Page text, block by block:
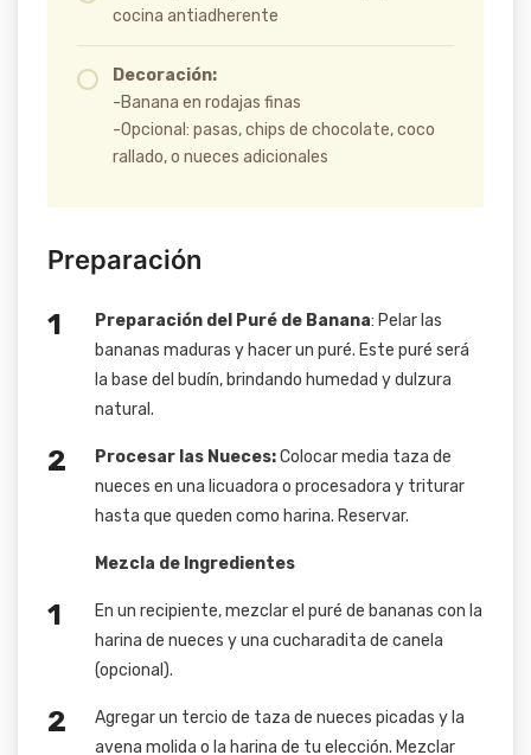
cocina antiadherente
Decoración:
-Banana en rodajas finas
-Opcional: pasas, chips de chocolate, coco
rallado, o nueces adicionales
Preparación
Preparación del Puré de Banana: Pelar las
bananas maduras y hacer un puré. Este puré será
la base del budín, brindando humedad y dulzura
natural.
Procesar las Nueces:Colocar media taza de
nueces en una licuadora o procesadora y triturar
hasta que queden como harina. Reservar.
Mezcla de Ingredientes
En un recipiente, mezclar el puré de bananas con la
harina de nueces y una cucharadita de canela
(opcional).
Agregar un tercio de taza de nueces picadas y la
avena molida o la harina de tu elección. Mezclar